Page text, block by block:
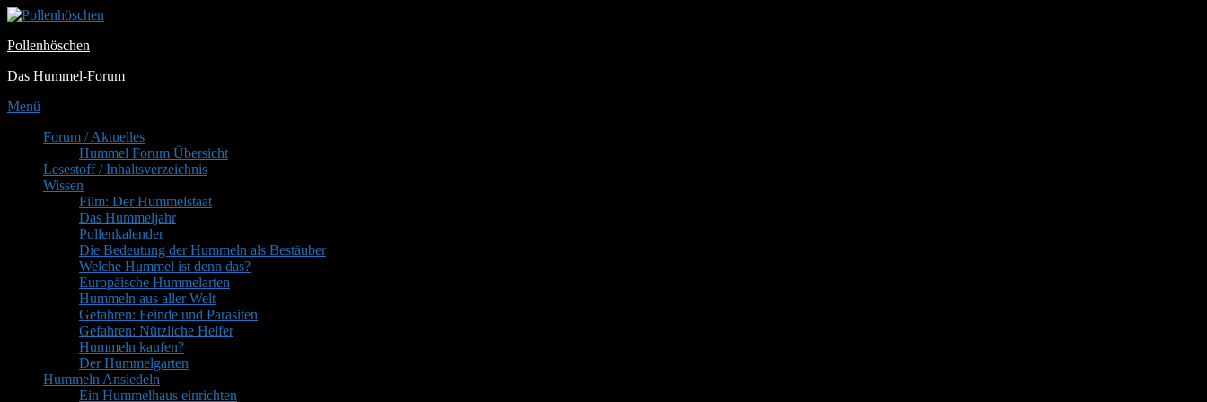
Zum
springen
Pollenhöschen
Das Hummel-Forum
Menü
PrimäresForum / Aktuelles
Hummel Forum Übersicht
Lesestoff / Inhaltsverzeichnis
Wissen
Film: Der Hummelstaat
Das Hummeljahr
Pollenkalender
Die Bedeutung der Hummeln als Bestäuber
Welche Hummel ist denn das?
Europäische Hummelarten
Hummeln aus aller Welt
Gefahren: Feinde und Parasiten
Gefahren: Nützliche Helfer
Hummeln kaufen?
Der Hummelgarten
Hummeln Ansiedeln
Ein Hummelhaus einrichten